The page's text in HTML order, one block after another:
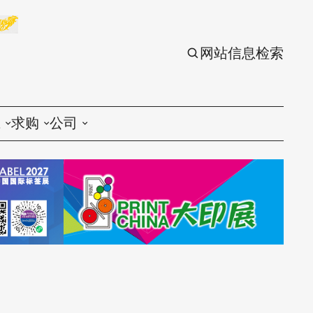
网站信息检索
备
料
求购
印刷
包装
丝印
公司
印刷
包装
丝印